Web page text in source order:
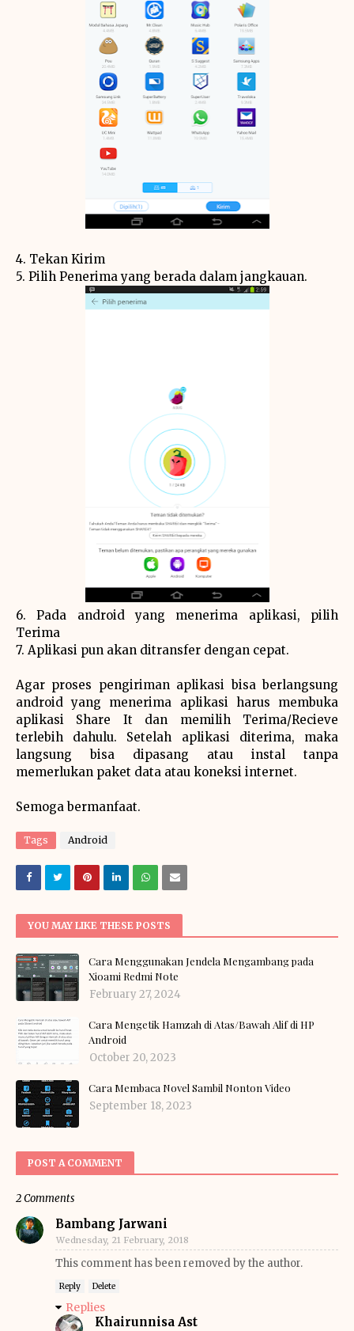
4. Tekan Kirim
5. Pilih Penerima yang berada dalam jangkauan.
6. Pada android yang menerima aplikasi, pilih
Terima
7. Aplikasi pun akan ditransfer dengan cepat.
Agar proses pengiriman aplikasi bisa berlangsung
android yang menerima aplikasi harus membuka
aplikasi Share It dan memilih Terima/Recieve
terlebih dahulu. Setelah aplikasi diterima, maka
langsung bisa dipasang atau instal tanpa
memerlukan paket data atau koneksi internet.
Semoga bermanfaat.
Tags Android
YOU MAY LIKE THESE POSTS
Cara Menggunakan Jendela Mengambang pada
Xioami Redmi Note
February 27, 2024
Cara Mengetik Hamzah di Atas/Bawah Alif di HP
Android
October 20, 2023
Cara Membaca Novel Sambil Nonton Video
September 18, 2023
POST A COMMENT
2 Comments
Bambang Jarwani
Wednesday, 21 February, 2018
This comment has been removed by the author.
Reply Delete
Replies
Khairunnisa Ast